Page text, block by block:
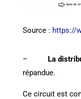
Source : https://
– La
répandue.
Ce circuit est